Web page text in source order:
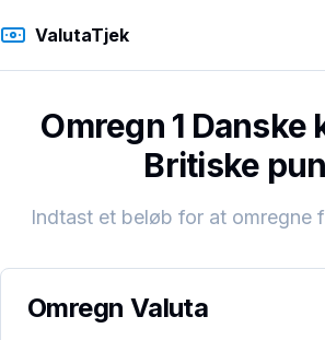
ValutaTjek
Omregn 1 Danske
Britiske
Indtast et beløb for at omregne
Omregn Valuta